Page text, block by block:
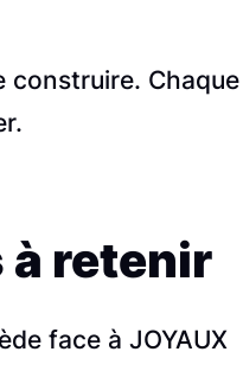
construire. Chaque
à retenir
face à JOYAUX